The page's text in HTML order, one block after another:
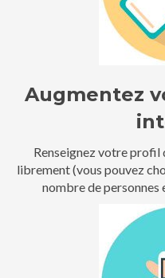
Augmentez
Renseignez votre profil
librement (vous pouvez
nombre de personnes